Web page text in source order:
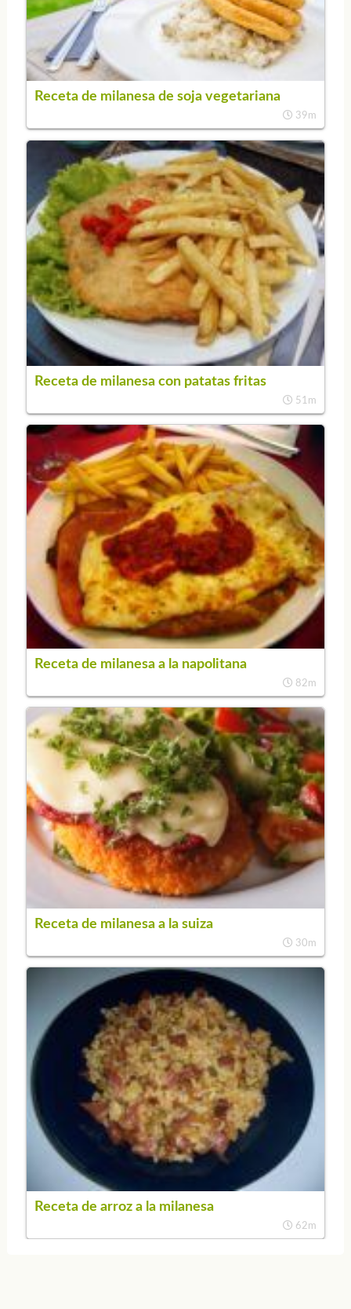
Receta de milanesa de soja vegetariana
39m
Receta de milanesa con patatas fritas
51m
Receta de milanesa a la napolitana
82m
Receta de milanesa a la suiza
30m
Receta de arroz a la milanesa
62m